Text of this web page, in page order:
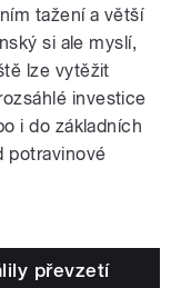
tažení a větší
si ale myslí,
lze vytěžit
investice
i do základních
potravinové
převzetí